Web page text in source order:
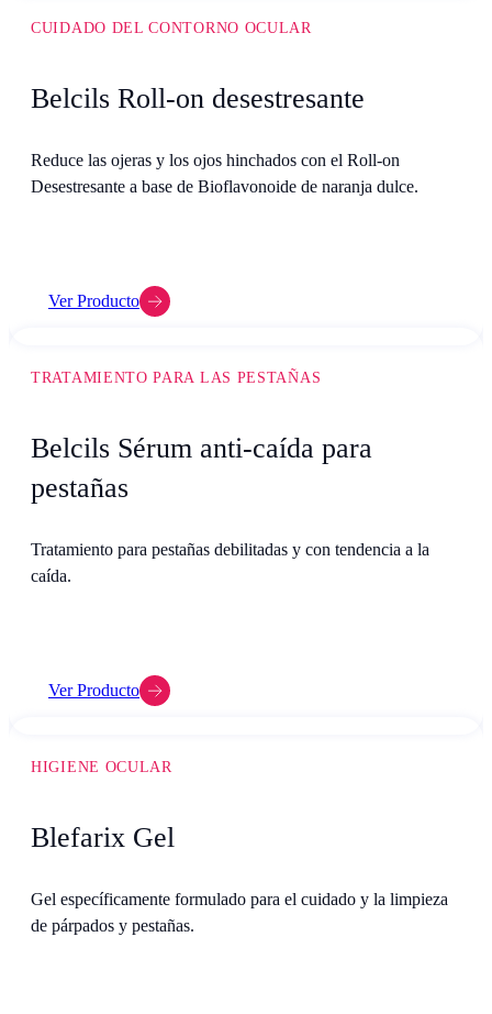
CUIDADO DEL CONTORNO OCULAR
Belcils Roll-on desestresante
Reduce las ojeras y los ojos hinchados con el Roll-on
Desestresante a base de Bioflavonoide de naranja dulce.
Ver Producto
TRATAMIENTO PARA LAS PESTAÑAS
Belcils Sérum anti-caída para
pestañas
Tratamiento para pestañas debilitadas y con tendencia a la
caída.
Ver Producto
HIGIENE OCULAR
Blefarix Gel
Gel específicamente formulado para el cuidado y la limpieza
de párpados y pestañas.